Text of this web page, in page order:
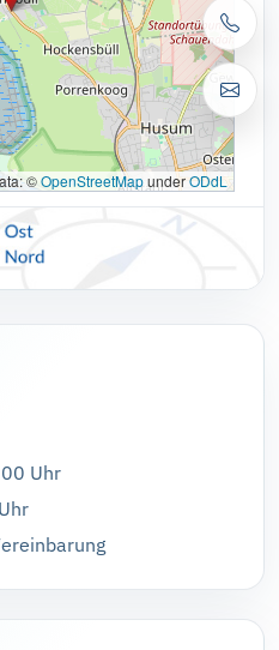
©OpenStreetMapunderODdL
Uhr